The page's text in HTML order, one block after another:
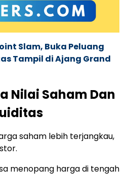
Slam, Buka Peluang
Tampil di Ajang Grand
Nilai Saham Dan
saham lebih terjangkau,
menopang harga di tengah